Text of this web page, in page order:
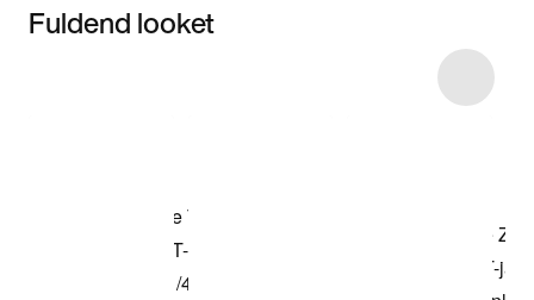
Fuldend looket